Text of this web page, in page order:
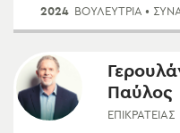
2024 ΒΟΥΛΕΥΤΡΙΑ •
Παύλος
ΕΠΙΚΡΑΤΕΊΑΣ